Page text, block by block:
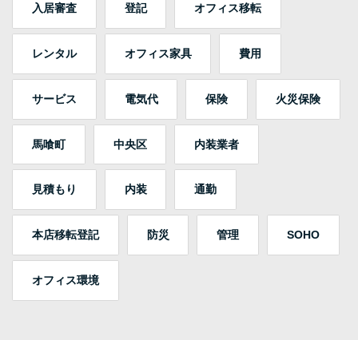
入居審査 登記 オフィス移転
レンタル オフィス家具 費用
サービス 電気代 保険 火災保険
馬喰町 中央区 内装業者
見積もり 内装 通勤
本店移転登記 防災 管理 SOHO
オフィス環境